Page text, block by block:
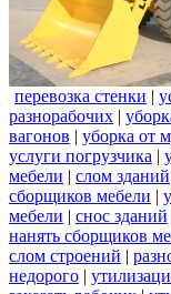
перевозка стенки |
разнорабочих |
вагонов | уборка от
услуги погрузчика |
мебели | слом зданий
сборщиков мебели |
мебели | снос зданий
нанять сборщиков
слом строений |
недорого |